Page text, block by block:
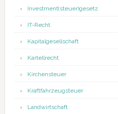
Investment(steuer)gesetz
IT-Recht
Kapitalgesellschaft
Kartellrecht
Kirchensteuer
Kraftfahrzeugsteuer
Landwirtschaft